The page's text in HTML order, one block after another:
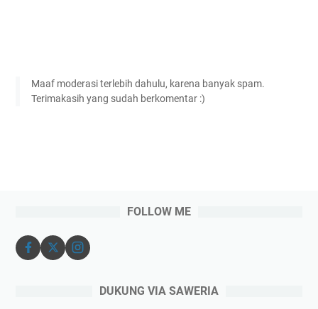
Maaf moderasi terlebih dahulu, karena banyak spam.
Terimakasih yang sudah berkomentar :)
FOLLOW ME
DUKUNG VIA SAWERIA